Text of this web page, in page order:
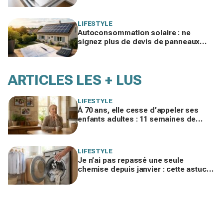
LIFESTYLE
Autoconsommation solaire : ne
signez plus de devis de panneaux
ARTICLES LES + LUS
LIFESTYLE
À 70 ans, elle cesse d’appeler ses
enfants adultes : 11 semaines de
LIFESTYLE
Je n’ai pas repassé une seule
chemise depuis janvier : cette astuce